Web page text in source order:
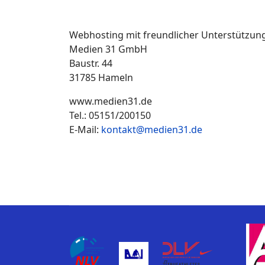
Webhosting mit freundlicher
Medien 31 GmbH
Baustr. 44
31785 Hameln
www.medien31.de
Tel.: 05151/200150
E-Mail: kontakt@medien31.de